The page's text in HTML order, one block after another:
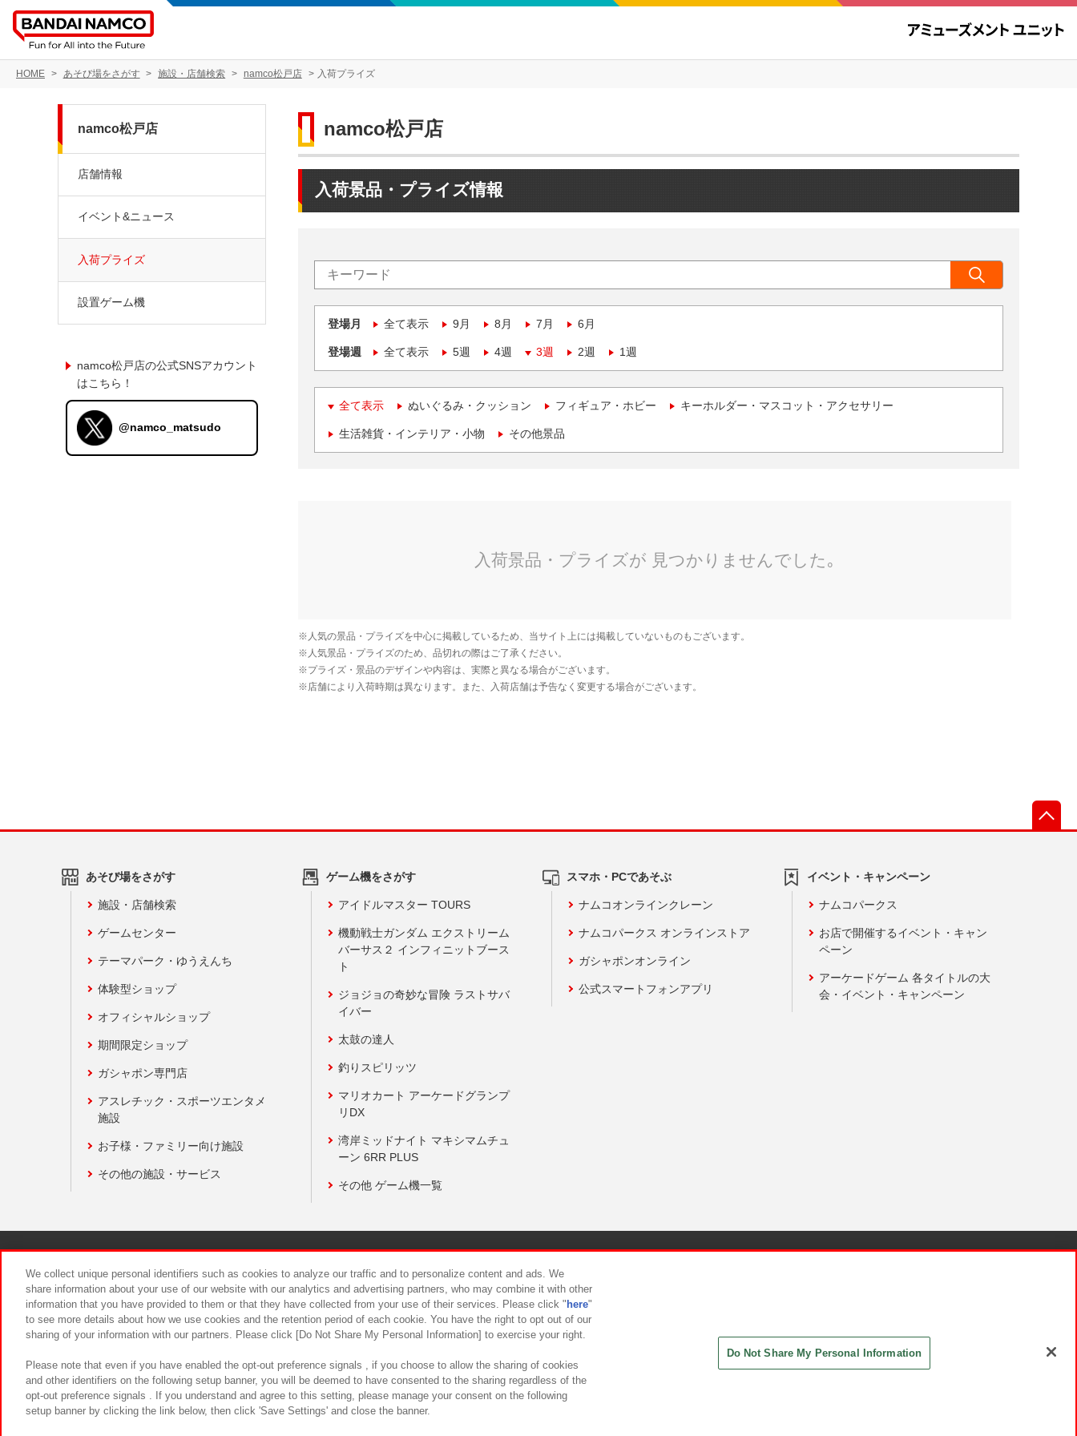
HOME あそび場をさがす 施設・店舗検索 namco松戸店 入荷プライズ
namco松戸店
入荷景品・プライズ情報
登場月 全て表示 9月 8月 7月 6月
登場週 全て表示 5週 4週 3週 2週 1週
全て表示 ぬいぐるみ・クッション フィギュア・ホビー キーホルダー・マスコット・アクセサリー
生活雑貨・インテリア・小物 その他景品
namco松戸店
店舗情報
イベント&ニュース
入荷プライズ
設置ゲーム機
namco松戸店の公式SNSアカウント
はこちら！
@namco_matsudo
あそび場をさがす
施設・店舗検索
ゲームセンター
テーマパーク・ゆうえんち
体験型ショップ
オフィシャルショップ
期間限定ショップ
ガシャポン専門店
アスレチック・スポーツエンタメ
施設
お子様・ファミリー向け施設
その他の施設・サービス
ゲーム機をさがす
アイドルマスター TOURS
機動戦士ガンダム エクストリーム
バーサス２ インフィニットブース
ト
ジョジョの奇妙な冒険 ラストサバ
イバー
太鼓の達人
釣りスピリッツ
マリオカート アーケードグランプ
リDX
湾岸ミッドナイト マキシマムチュ
ーン 6RR PLUS
その他 ゲーム機一覧
スマホ・PCであそぶ
ナムコオンラインクレーン
ナムコパークス オンラインストア
ガシャポンオンライン
公式スマートフォンアプリ
イベント・キャンペーン
ナムコパークス
お店で開催するイベント・キャン
ペーン
アーケードゲーム 各タイトルの大
会・イベント・キャンペーン
食品のご提供について カスタマーハラスメント対応方針
We collect unique personal identifiers such as cookies to analyze our traffic and to personalize content and ads. We
share information about your use of our website with our analytics and advertising partners, who may combine it with other
information that you have provided to them or that they have collected from your use of their services. Please click " here"
to see more details about how we use cookies and the retention period of each cookie. You have the right to opt out of our
sharing of your information with our partners. Please click [Do Not Share My Personal Information] to exercise your right.
Please note that even if you have enabled the opt-out preference signals , if you choose to allow the sharing of cookies
and other identifiers on the following setup banner, you will be deemed to have consented to the sharing regardless of the
opt-out preference signals . If you understand and agree to this setting, please manage your consent on the following
setup banner by clicking the link below, then click 'Save Settings' and close the banner.
Do Not Share My Personal Information